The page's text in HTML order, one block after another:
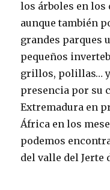
los árboles en los
aunque también
grandes parques
pequeños
grillos, polillas… y
presencia por su
Extremadura en
África en los
podemos
del valle del Jerte